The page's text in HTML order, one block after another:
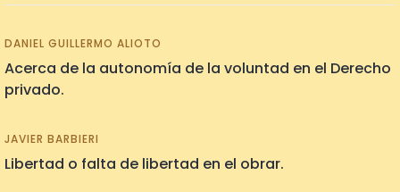
DANIEL GUILLERMO ALIOTO
Acerca de la autonomía de la voluntad en el Derecho
privado.
JAVIER BARBIERI
Libertad o falta de libertad en el obrar.